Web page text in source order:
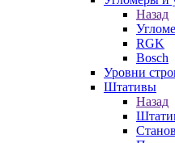
Назад
RGK
Bosch
Уровни
Штативы
Назад